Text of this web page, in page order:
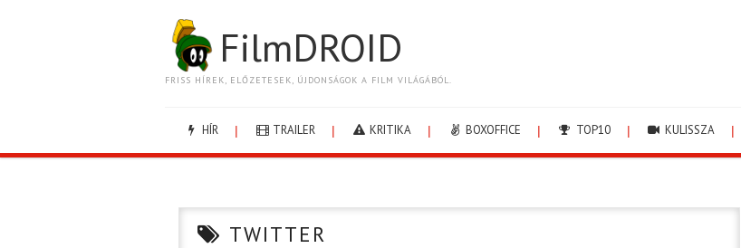
FilmDROID
FRISS HÍREK, ELŐZETESEK, ÚJDONSÁGOK A FILM VILÁGÁBÓL.
HÍR TRAILER KRITIKA BOXOFFICE TOP10 KULISSZA
TWITTER